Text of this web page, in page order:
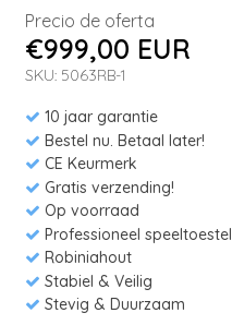
Precio de oferta
€999,00 EUR
SKU: 5063RB-1
10 jaar garantie
Bestel nu. Betaal later!
CE Keurmerk
Gratis verzending!
Op voorraad
Professioneel speeltoestel
Robiniahout
Stabiel & Veilig
Stevig & Duurzaam